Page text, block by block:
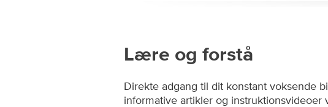
Lære og forstå
Direkte adgang til dit konstant voksende
informative artikler og